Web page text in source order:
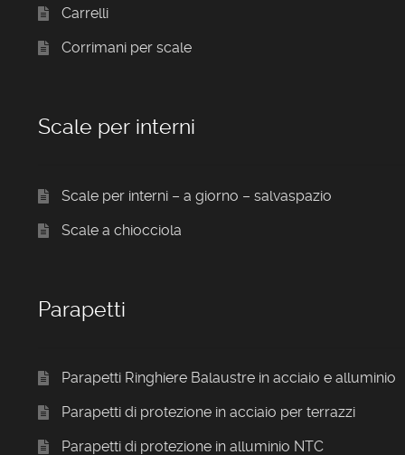
Carrelli
Corrimani per scale
Scale per interni
Scale per interni – a giorno – salvaspazio
Scale a chiocciola
Parapetti
Parapetti Ringhiere Balaustre in acciaio e alluminio
Parapetti di protezione in acciaio per terrazzi
Parapetti di protezione in alluminio NTC